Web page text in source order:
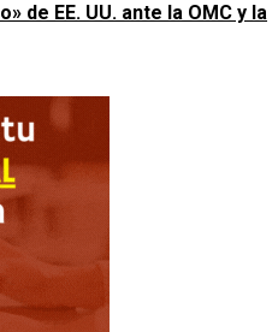
de EE. UU. ante la OMC y la